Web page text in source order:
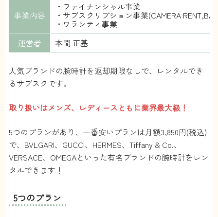
事業内容
・ファイナンシャル事業
・サブスクリプション事業(CAMERA
・ワランティ事業
運営者
本間 正基
人気ブランドの腕時計を返却期限なしで、レンタルでき
るサブスクです。
取り扱いはメンズ、レディースともに業界最大級！
5つのプランがあり、一番安いプランは月額3,850円(税込)
で、BVLGARI、GUCCI、HERMES、Tiffany & Co.、
VERSACE、OMEGAといった有名ブランドの腕時計をレン
タルできます！
5つのプラン